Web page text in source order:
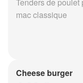
Tenders de
mac classique
Cheese burger